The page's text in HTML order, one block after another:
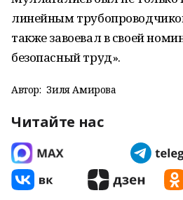
линейным
также завоевал в своей
безопасный труд».
Автор: Зиля Амирова
Читайте нас